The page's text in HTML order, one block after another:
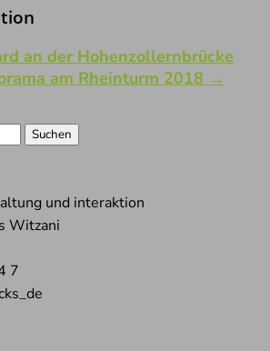
an der Hohenzollernbrücke
am Rheinturm 2018 →
und interaktion
Witzani
7